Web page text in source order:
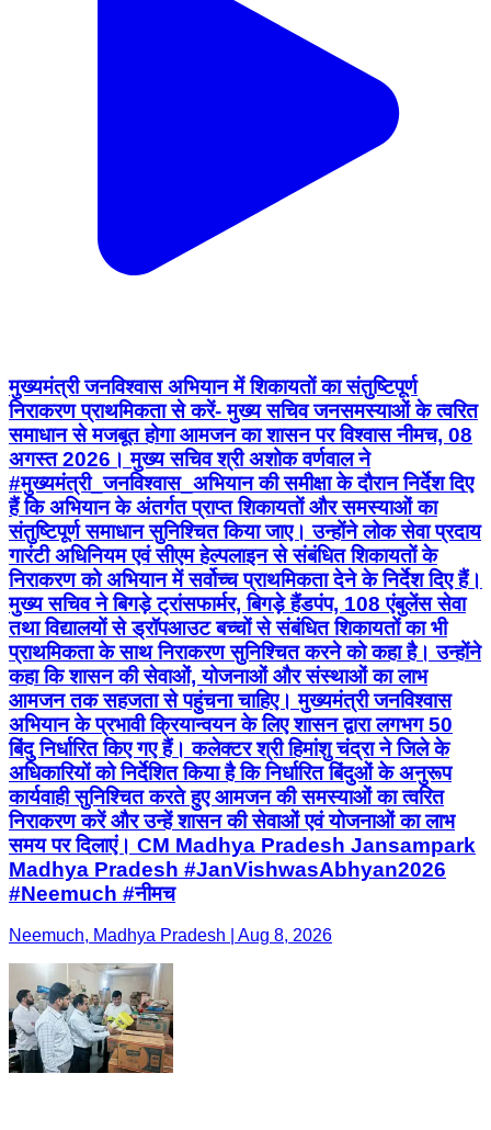
मुख्यमंत्री जनविश्वास अभियान में शिकायतों का संतुष्टिपूर्ण
निराकरण प्राथमिकता से करें- मुख्य सचिव जनसमस्याओं के त्वरित
समाधान से मजबूत होगा आमजन का शासन पर विश्वास नीमच, 08
अगस्त 2026। मुख्य सचिव श्री अशोक वर्णवाल ने
#मुख्यमंत्री_जनविश्वास_अभियान की समीक्षा के दौरान निर्देश दिए
हैं कि अभियान के अंतर्गत प्राप्त शिकायतों और समस्याओं का
संतुष्टिपूर्ण समाधान सुनिश्चित किया जाए। उन्होंने लोक सेवा प्रदाय
गारंटी अधिनियम एवं सीएम हेल्पलाइन से संबंधित शिकायतों के
निराकरण को अभियान में सर्वोच्च प्राथमिकता देने के निर्देश दिए हैं।
मुख्य सचिव ने बिगड़े ट्रांसफार्मर, बिगड़े हैंडपंप, 108 एंबुलेंस सेवा
तथा विद्यालयों से ड्रॉपआउट बच्चों से संबंधित शिकायतों का भी
प्राथमिकता के साथ निराकरण सुनिश्चित करने को कहा है। उन्होंने
कहा कि शासन की सेवाओं, योजनाओं और संस्थाओं का लाभ
आमजन तक सहजता से पहुंचना चाहिए। मुख्यमंत्री जनविश्वास
अभियान के प्रभावी क्रियान्वयन के लिए शासन द्वारा लगभग 50
बिंदु निर्धारित किए गए हैं। कलेक्टर श्री हिमांशु चंद्रा ने जिले के
अधिकारियों को निर्देशित किया है कि निर्धारित बिंदुओं के अनुरूप
कार्यवाही सुनिश्चित करते हुए आमजन की समस्याओं का त्वरित
निराकरण करें और उन्हें शासन की सेवाओं एवं योजनाओं का लाभ
समय पर दिलाएं। CM Madhya Pradesh Jansampark
Madhya Pradesh #JanVishwasAbhyan2026
#Neemuch #नीमच
Neemuch, Madhya Pradesh | Aug 8, 2026